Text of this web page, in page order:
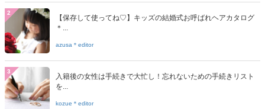
2
【保存して使ってね♡】キッズの結婚式お呼ばれヘアカタログ
＊...
azusa＊editor
3
入籍後の女性は手続きで大忙し！忘れないための手続きリスト
を...
kozue＊editor